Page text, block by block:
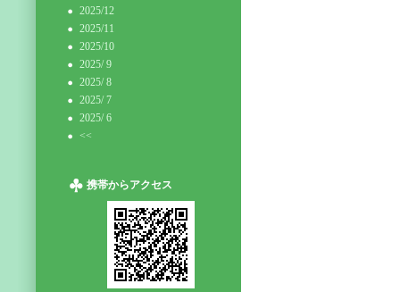
2025/12
2025/11
2025/10
2025/ 9
2025/ 8
2025/ 7
2025/ 6
<<
携帯からアクセス